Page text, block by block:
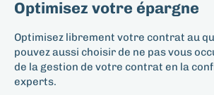
Optimisez votre épargne
Optimisez librement votre contrat au
pouvez aussi choisir de ne pas vous
de la gestion de votre contrat en la
experts.